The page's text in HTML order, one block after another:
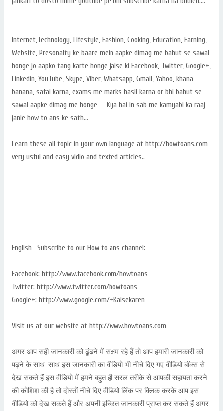
Internet,Technology, Lifestyle, Fashion, Cooking, Education, Earning,
Website, Presonalty ke baare mein aapke dimag me bahut se sawal
honge jo aapko tang karte honge jaise ki Facebook, Twitter, Google+,
Linkedin, YouTube, Skype, Viber, Whatsapp, Gmail, Yahoo, khana
banana, safai karna, exams me marks hasil karna or bhi bahut se
sawal aapke dimag me honge - Kya hai in sab me kamyabi ka raaj
janie how to ans ke sath...
Learn these all topic in your own language at http://howtoans.com
very usful and easy vidio and texted articles..
English- Subscribe to our How to ans channel:
Facebook: http://www.facebook.com/howtoans
Twitter: http://www.twitter.com/howtoans
Google+: http://www.google.com/+Kaisekaren
Visit us at our website at http://www.howtoans.com
अगर आप सही जानकारी को ढूंढने में सक्षम रहे हैं तो आप हमारी जानकारी को
पढ़ने के साथ-साथ इस जानकारी का वीडियो भी नीचे दिए गए वीडियो बॉक्स से
देख सकते हैं इस वीडियो में हमने बहुत ही सरल तरीके से आपकी सहायता करने
की कोशिश की है तो दोस्तों नीचे दिए वीडियो लिंक पर क्लिक करके आप इस
वीडियो को देख सकते हैं और अपनी इच्छित जानकारी प्राप्त कर सकते हैं अगर